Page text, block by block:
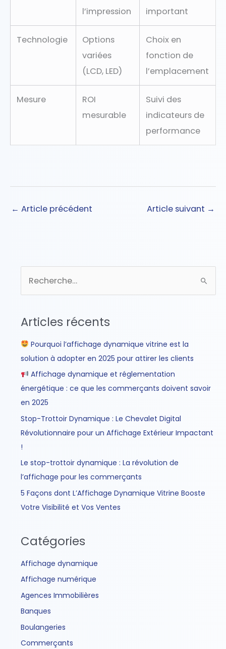
l’impression
important
Technologie
Options
variées
(LCD, LED)
Choix en
fonction de
l’emplacement
Mesure
ROI
mesurable
Suivi des
indicateurs de
performance
← Article précédent Article suivant →
e
h
e
:
Articles récents
Pourquoi l’affichage dynamique vitrine est la
solution à adopter en 2025 pour attirer les clients
Affichage dynamique et réglementation
énergétique : ce que les commerçants doivent savoir
en 2025
Stop-Trottoir Dynamique : Le Chevalet Digital
Révolutionnaire pour un Affichage Extérieur Impactant
!
Le stop-trottoir dynamique : La révolution de
l’affichage pour les commerçants
5 Façons dont L’Affichage Dynamique Vitrine Booste
Votre Visibilité et Vos Ventes
Catégories
Affichage dynamique
Affichage numérique
Agences Immobilières
Banques
Boulangeries
Commerçants